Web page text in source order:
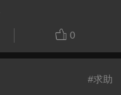
0
#求助